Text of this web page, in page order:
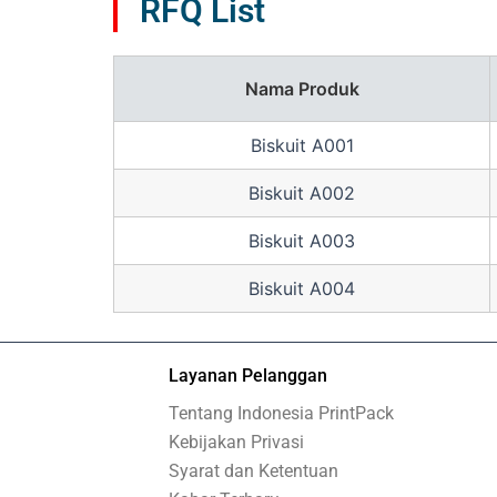
RFQ List
Nama Produk
Biskuit A001
Biskuit A002
Biskuit A003
Biskuit A004
Layanan Pelanggan
Tentang Indonesia PrintPack
Kebijakan Privasi
Syarat dan Ketentuan